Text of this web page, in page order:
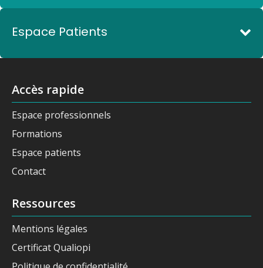
Espace Patients
Accès rapide
Espace professionnels
Formations
Espace patients
Contact
Ressources
Mentions légales
Certificat Qualiopi